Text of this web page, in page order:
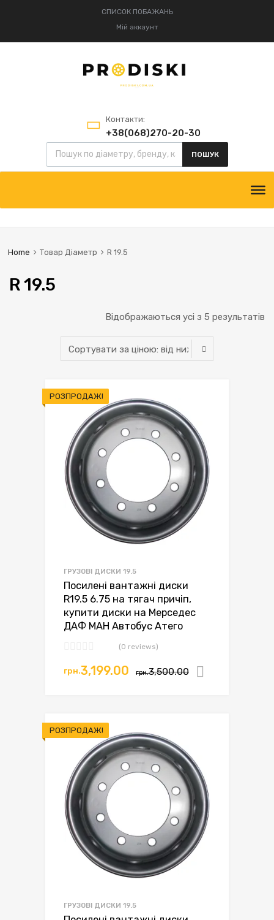
СПИСОК ПОБАЖАНЬ
Мій аккаунт
Контакти:
+38(068)270-20-30
+38(095)834-52-75
Пошук товарів
ПОШУК
content
Home Товар Діаметр R 19.5
R 19.5
Відображаються усі з 5 результатів
РОЗПРОДАЖ!
ГРУЗОВІ ДИСКИ 19.5
Посилені вантажні диски
R19.5 6.75 на тягач причіп,
купити диски на Мерседес
ДАФ МАН Автобус Атего
(0 reviews)
грн.3,500.00Оригінальна
грн.3,199.00
Поточна
РОЗПРОДАЖ!
ГРУЗОВІ ДИСКИ 19.5